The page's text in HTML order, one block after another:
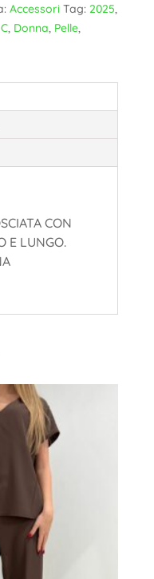
Accessori Tag: 2025,
, Donna, Pelle,
CON
E LUNGO.